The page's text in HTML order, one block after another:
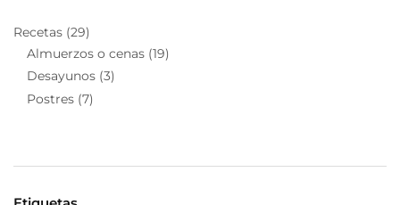
Recetas (29)
Almuerzos o cenas (19)
Desayunos (3)
Postres (7)